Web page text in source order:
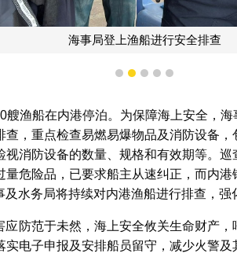
海事局登上渔船进行安全排查
1 2 3 4 5
艘渔船在内港停泊。为保障海上安全，
，重点检查易燃易爆物品及消防设备，
消防设备的数量、规格和有效期等。
量危险品，已要求船主从速纠正，而内
水务局将持续对内港渔船进行排查，强
应防范于未然，海上安全攸关生命财产
电子申报及安排船员留守，减少火警